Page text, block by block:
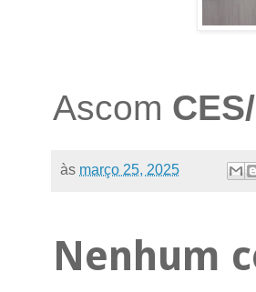
Ascom
às março 25, 2025
Nenhum